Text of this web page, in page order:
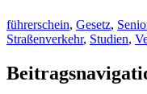
führerschein, Gesetz,
Straßenverkehr, Studien,